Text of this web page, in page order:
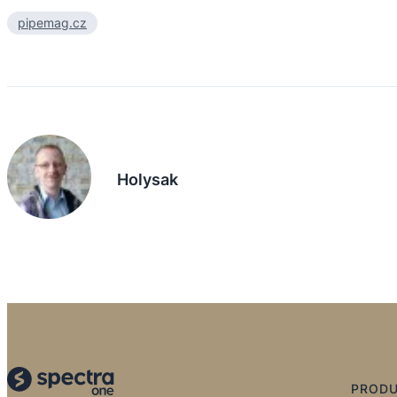
pipemag.cz
Holysak